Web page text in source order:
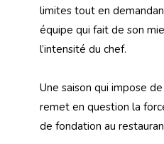
limites tout en
équipe qui fait de son
l’intensité du chef.
Une saison qui impose
remet en question la
de fondation au